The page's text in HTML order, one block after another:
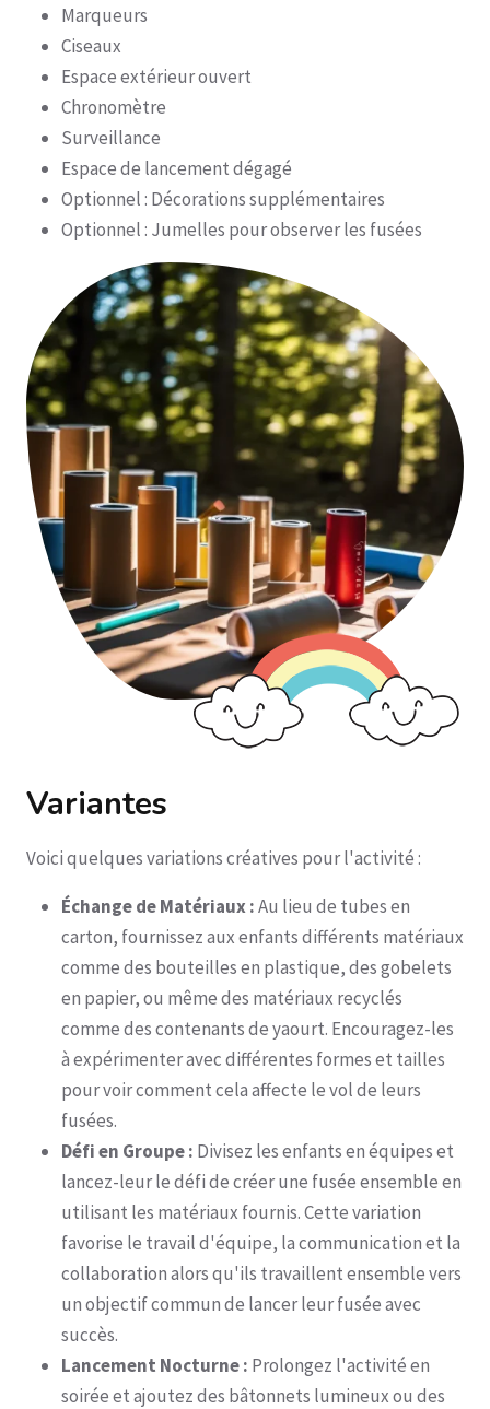
Marqueurs
Ciseaux
Espace extérieur ouvert
Chronomètre
Surveillance
Espace de lancement dégagé
Optionnel : Décorations supplémentaires
Optionnel : Jumelles pour observer les fusées
Variantes
Voici quelques variations créatives pour l'activité :
Échange de Matériaux :Au lieu de tubes en
carton, fournissez aux enfants différents matériaux
comme des bouteilles en plastique, des gobelets
en papier, ou même des matériaux recyclés
comme des contenants de yaourt. Encouragez-les
à expérimenter avec différentes formes et tailles
pour voir comment cela affecte le vol de leurs
fusées.
Défi en Groupe : Divisez les enfants en équipes et
lancez-leur le défi de créer une fusée ensemble en
utilisant les matériaux fournis. Cette variation
favorise le travail d'équipe, la communication et la
collaboration alors qu'ils travaillent ensemble vers
un objectif commun de lancer leur fusée avec
succès.
Lancement Nocturne : Prolongez l'activité en
soirée et ajoutez des bâtonnets lumineux ou des